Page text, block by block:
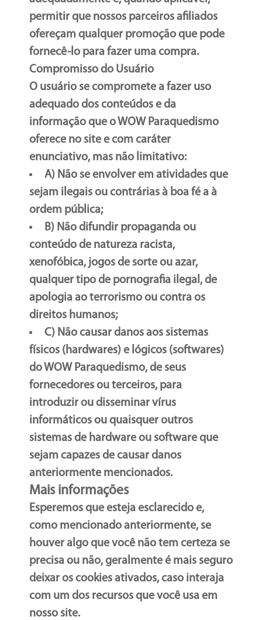
permitir que nossos parceiros afiliados
ofereçam qualquer promoção que pode
fornecê-lo para fazer uma compra.
Compromisso do Usuário
O usuário se compromete a fazer uso
adequado dos conteúdos e da
informação que o WOW Paraquedismo
oferece no site e com caráter
enunciativo, mas não limitativo:
A) Não se envolver em atividades que
sejam ilegais ou contrárias à boa fé a à
ordem pública;
B) Não difundir propaganda ou
conteúdo de natureza racista,
xenofóbica, jogos de sorte ou azar,
qualquer tipo de pornografia ilegal, de
apologia ao terrorismo ou contra os
direitos humanos;
C) Não causar danos aos sistemas
físicos (hardwares) e lógicos (softwares)
do WOW Paraquedismo, de seus
fornecedores ou terceiros, para
introduzir ou disseminar vírus
informáticos ou quaisquer outros
sistemas de hardware ou software que
sejam capazes de causar danos
anteriormente mencionados.
Mais informações
Esperemos que esteja esclarecido e,
como mencionado anteriormente, se
houver algo que você não tem certeza se
precisa ou não, geralmente é mais seguro
deixar os cookies ativados, caso interaja
com um dos recursos que você usa em
nosso site.